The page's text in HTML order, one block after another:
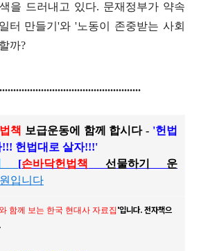
을 드러내고 있다. 문재정부가 약속
터 만들기'와'노동이 존중받는 사회
까?
................
책 보급운동에 함께 합시다 - '헌법
!!! 헌법대로 살자!!!'
[손바닥헌법책
선물하기 운
입니다
함께 보는 한국 현대사 자료집 '입니다. 전자책으